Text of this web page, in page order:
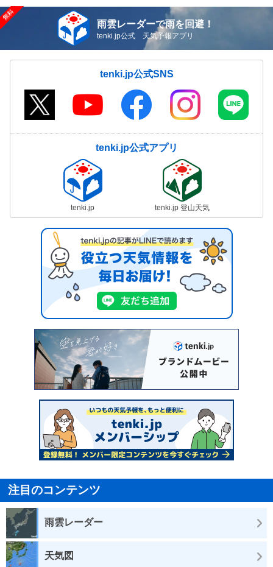
雨雲レーダーで雨を回避！
tenki.jp公式 天気予報アプリ
tenki.jp公式SNS
tenki.jp公式アプリ
tenki.jp tenki.jp 登山天気
注目のコンテンツ
雨雲レーダー
天気図